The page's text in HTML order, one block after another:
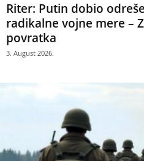
Riter: Putin dobio
radikalne vojne mere –
povratka
3. August 2026.